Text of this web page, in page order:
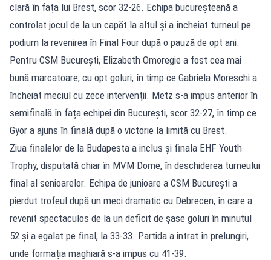
clară în fața lui Brest, scor 32-26. Echipa bucureșteană a
controlat jocul de la un capăt la altul și a încheiat turneul pe
podium la revenirea în Final Four după o pauză de opt ani.
Pentru CSM București, Elizabeth Omoregie a fost cea mai
bună marcatoare, cu opt goluri, în timp ce Gabriela Moreschi a
încheiat meciul cu zece intervenții. Metz s-a impus anterior în
semifinală în fața echipei din București, scor 32-27, în timp ce
Gyor a ajuns în finală după o victorie la limită cu Brest.
Ziua finalelor de la Budapesta a inclus și finala EHF Youth
Trophy, disputată chiar în MVM Dome, în deschiderea turneului
final al senioarelor. Echipa de junioare a CSM București a
pierdut trofeul după un meci dramatic cu Debrecen, în care a
revenit spectaculos de la un deficit de șase goluri în minutul
52 și a egalat pe final, la 33-33. Partida a intrat în prelungiri,
unde formația maghiară s-a impus cu 41-39.